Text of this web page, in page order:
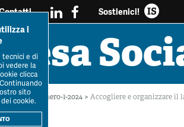
Sostienici!
Ultimo Numero La
Workshop Impresa
Sociale 2021
Impresa
>Numero-1-2024 > Accogliere e organizzare il
i
tecnici e di
vedere la
clicca
sito
cookie.